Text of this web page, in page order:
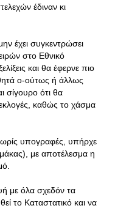
έδιναν κι
έχει συγκεντρώσει
στο Εθνικό
και θα έφερνε πιο
ο-ούτως ή άλλως
σίγουρο ότι θα
καθώς το χάσμα
υπογραφές, υπήρχε
με αποτέλεσμα η
με όλα σχεδόν τα
το Καταστατικό και να